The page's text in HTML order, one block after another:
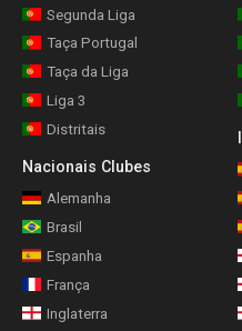
Segunda Liga
Taça Portugal
Taça da Liga
Liga 3
Distritais
Nacionais Clubes
Alemanha
Brasil
Espanha
França
Inglaterra